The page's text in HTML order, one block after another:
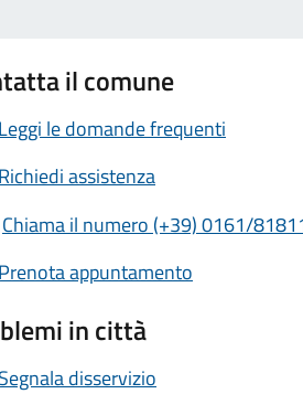
il comune
Leggi le domande frequenti
Richiedi assistenza
Chiama il numero (+39) 0161/
Prenota appuntamento
in città
Segnala disservizio